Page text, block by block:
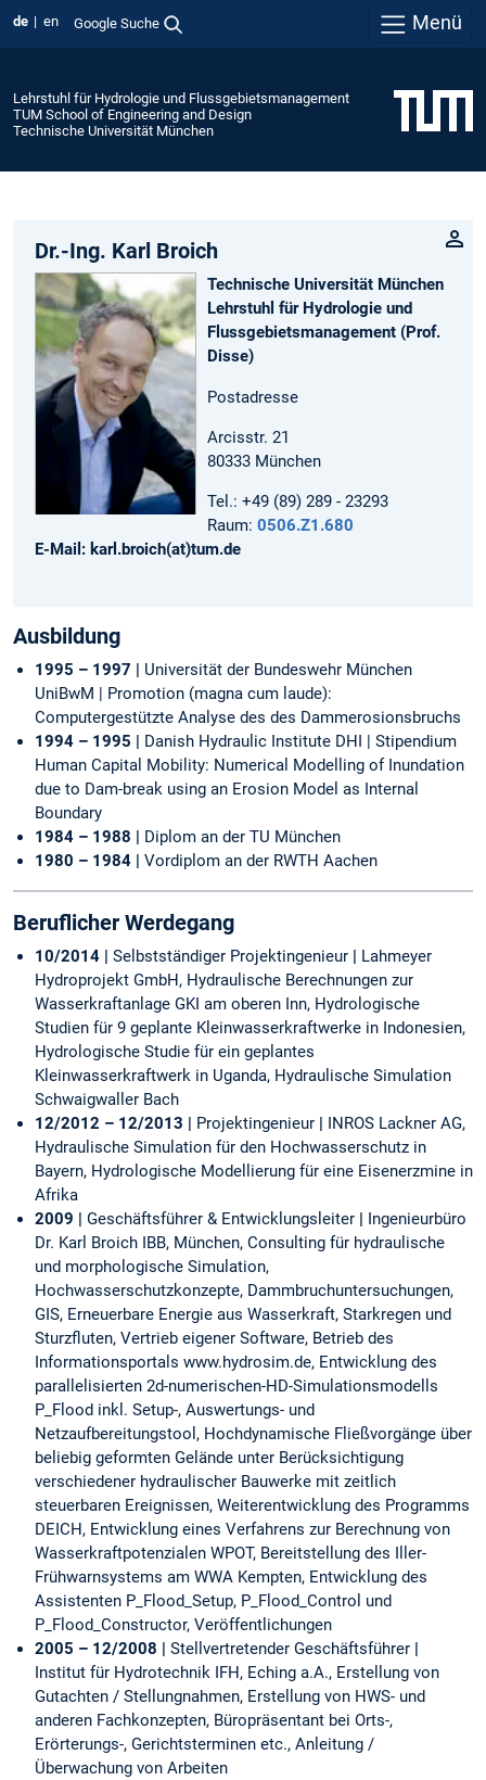
de en Google Suche Menü
Lehrstuhl für Hydrologie und Flussgebietsmanagement
TUM School of Engineering and Design
Technische Universität München
Dr.-Ing. Karl Broich
Technische Universität München
Lehrstuhl für Hydrologie und
Flussgebietsmanagement (Prof.
Disse)
Postadresse
Arcisstr. 21
80333 München
Tel.: +49 (89) 289 - 23293
Raum: 0506.Z1.680
E-Mail: karl.broich(at)tum.de
Ausbildung
1995 – 1997 | Universität der Bundeswehr München
UniBwM | Promotion (magna cum laude):
Computergestützte Analyse des des Dammerosionsbruchs
1994 – 1995 | Danish Hydraulic Institute DHI | Stipendium
Human Capital Mobility: Numerical Modelling of Inundation
due to Dam-break using an Erosion Model as Internal
Boundary
1984 – 1988 | Diplom an der TU München
1980 – 1984 | Vordiplom an der RWTH Aachen
Beruflicher Werdegang
10/2014 | Selbstständiger Projektingenieur | Lahmeyer
Hydroprojekt GmbH, Hydraulische Berechnungen zur
Wasserkraftanlage GKI am oberen Inn, Hydrologische
Studien für 9 geplante Kleinwasserkraftwerke in Indonesien,
Hydrologische Studie für ein geplantes
Kleinwasserkraftwerk in Uganda, Hydraulische Simulation
Schwaigwaller Bach
12/2012 – 12/2013 | Projektingenieur | INROS Lackner AG,
Hydraulische Simulation für den Hochwasserschutz in
Bayern, Hydrologische Modellierung für eine Eisenerzmine in
Afrika
2009 | Geschäftsführer & Entwicklungsleiter | Ingenieurbüro
Dr. Karl Broich IBB, München, Consulting für hydraulische
und morphologische Simulation,
Hochwasserschutzkonzepte, Dammbruchuntersuchungen,
GIS, Erneuerbare Energie aus Wasserkraft, Starkregen und
Sturzfluten, Vertrieb eigener Software, Betrieb des
Informationsportals www.hydrosim.de, Entwicklung des
parallelisierten 2d-numerischen-HD-Simulationsmodells
P_Flood inkl. Setup-, Auswertungs- und
Netzaufbereitungstool, Hochdynamische Fließvorgänge über
beliebig geformten Gelände unter Berücksichtigung
verschiedener hydraulischer Bauwerke mit zeitlich
steuerbaren Ereignissen, Weiterentwicklung des Programms
DEICH, Entwicklung eines Verfahrens zur Berechnung von
Wasserkraftpotenzialen WPOT, Bereitstellung des Iller-
Frühwarnsystems am WWA Kempten, Entwicklung des
Assistenten P_Flood_Setup, P_Flood_Control und
P_Flood_Constructor, Veröffentlichungen
2005 – 12/2008 | Stellvertretender Geschäftsführer |
Institut für Hydrotechnik IFH, Eching a.A., Erstellung von
Gutachten / Stellungnahmen, Erstellung von HWS- und
anderen Fachkonzepten, Büropräsentant bei Orts-,
Erörterungs-, Gerichtsterminen etc., Anleitung /
Überwachung von Arbeiten